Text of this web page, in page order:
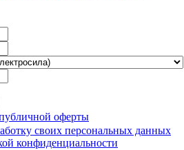
оферты
своих персональных данных
конфиденциальности